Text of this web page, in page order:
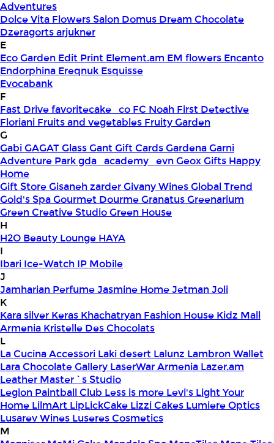
Adventures
Dolce Vita Flowers Salon Domus Dream Chocolate
Dzeragorts arjukner
E
Eco Garden Edit Print Element.am EM flowers Encanto
Endorphina Ereqnuk Esquisse
Evocabank
F
Fast Drivefavoritecake_co FC Noah First Detective
Floriani Fruits and vegetables Fruity Garden
G
GabiGAGAT GlassGant Gift CardsGardenaGarni
Adventure Parkgda_academy_evnGeoxGifts Happy
Home
Gift StoreGisaneh zarderGivany WinesGlobal Trend
Gold's SpaGourmet DourmeGranatusGreenarium
Green Creative StudioGreen House
H
H2O Beauty Lounge HAYA
I
Ibari Ice-Watch IP Mobile
J
Jamharian PerfumeJasmine HomeJetmanJoli
K
Kara silver Keras Khachatryan Fashion House Kidz Mall
Armenia Kristelle Des Chocolats
L
La Cucina Accessori Laki desert Lalunz Lambron Wallet
Lara Chocolate Gallery LaserWar Armenia Lazer.am
Leather Master`s Studio
Legion Paintball Club Less is more Levi's Light Your
Home LilmArt LipLickCake Lizzi Cakes Lumiere Optics
Lusarev Wines Luseres Cosmetics
M